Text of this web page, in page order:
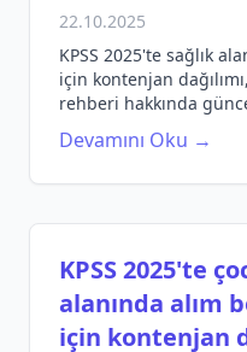
22.10.2025
KPSS 2025'te sağlık
için kontenjan
rehberi hakkında
için ipuçları!
Devamını Oku →
KPSS 2025'te
alanında alım
için kontenjan